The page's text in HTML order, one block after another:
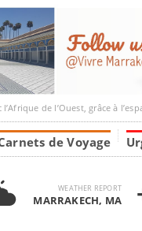
à l’espace Marrakesh-
de Voyage
WEATHER REPORT
MARRAKECH, MA